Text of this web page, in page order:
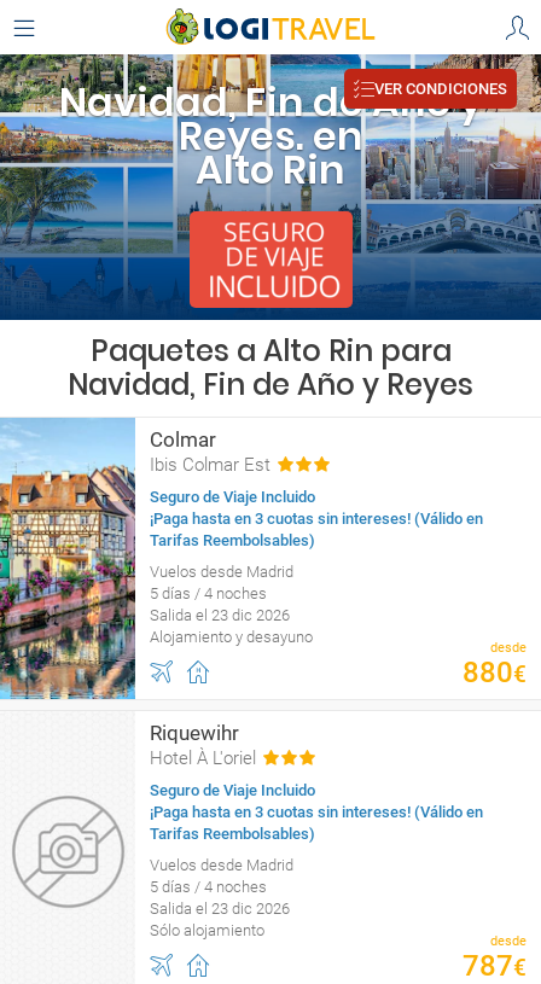
Navidad, Fin de Año y
Reyes. en
Alto Rin
VER CONDICIONES
Paquetes a Alto Rin para
Navidad, Fin de Año y Reyes
Colmar
Ibis Colmar Est
Seguro de Viaje Incluido
¡Paga hasta en 3 cuotas sin intereses! (Válido en
Tarifas Reembolsables)
Vuelos desde Madrid
5 días / 4 noches
Salida el 23 dic 2026
Alojamiento y desayuno
desde
880€
Riquewihr
Hotel À L'oriel
Seguro de Viaje Incluido
¡Paga hasta en 3 cuotas sin intereses! (Válido en
Tarifas Reembolsables)
Vuelos desde Madrid
5 días / 4 noches
Salida el 23 dic 2026
Sólo alojamiento
desde
787€